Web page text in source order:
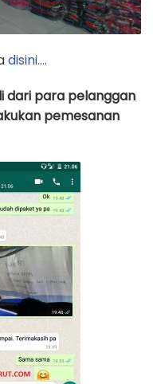
disini….
dari para pelanggan
pemesanan